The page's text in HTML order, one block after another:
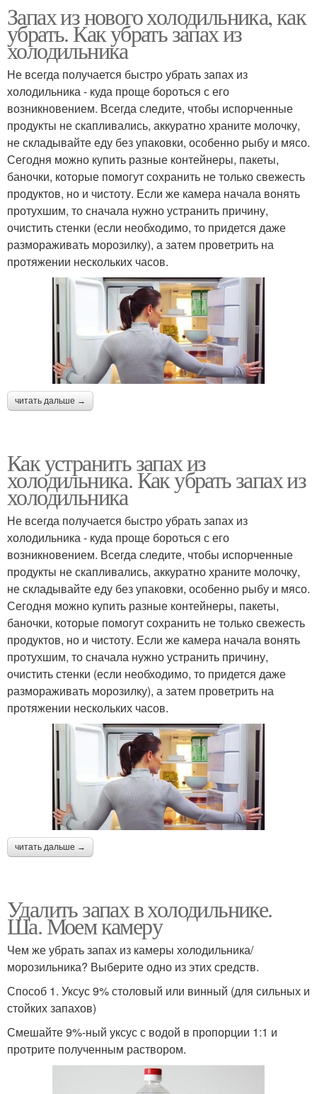
Запах из нового холодильника, как
убрать. Как убрать запах из
холодильника
Не всегда получается быстро убрать запах из
холодильника - куда проще бороться с его
возникновением. Всегда следите, чтобы испорченные
продукты не скапливались, аккуратно храните молочку,
не складывайте еду без упаковки, особенно рыбу и мясо.
Сегодня можно купить разные контейнеры, пакеты,
баночки, которые помогут сохранить не только свежесть
продуктов, но и чистоту. Если же камера начала вонять
протухшим, то сначала нужно устранить причину,
очистить стенки (если необходимо, то придется даже
размораживать морозилку), а затем проветрить на
протяжении нескольких часов.
читать дальше →
Как устранить запах из
холодильника. Как убрать запах из
холодильника
Не всегда получается быстро убрать запах из
холодильника - куда проще бороться с его
возникновением. Всегда следите, чтобы испорченные
продукты не скапливались, аккуратно храните молочку,
не складывайте еду без упаковки, особенно рыбу и мясо.
Сегодня можно купить разные контейнеры, пакеты,
баночки, которые помогут сохранить не только свежесть
продуктов, но и чистоту. Если же камера начала вонять
протухшим, то сначала нужно устранить причину,
очистить стенки (если необходимо, то придется даже
размораживать морозилку), а затем проветрить на
протяжении нескольких часов.
читать дальше →
Удалить запах в холодильнике.
Ша. Моем камеру
Чем же убрать запах из камеры холодильника/
морозильника? Выберите одно из этих средств.
Способ 1. Уксус 9% столовый или винный (для сильных и
стойких запахов)
Смешайте 9%-ный уксус с водой в пропорции 1:1 и
протрите полученным раствором.